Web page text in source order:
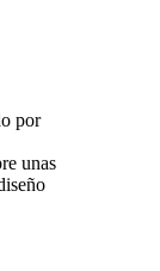
por
unas